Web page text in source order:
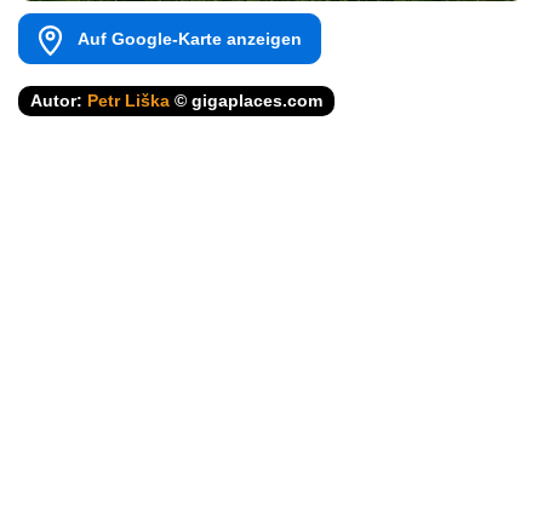
Auf Google-Karte anzeigen
Autor: Petr Liška © gigaplaces.com